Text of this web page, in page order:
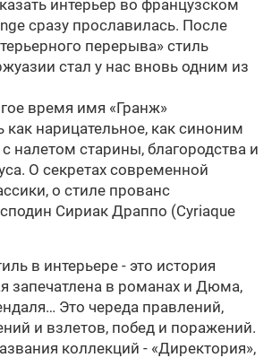
интерьер во французском
сразу прославилась. После
перерыва» стиль
стал у нас вновь одним из
время имя «Гранж»
нарицательное, как синоним
налетом старины, благородства и
О секретах современной
о стиле прованс
Сириак Драппо (Cyriaque
в интерьере - это история
запечатлена в романах и Дюма,
Это череда правлений,
и взлетов, побед и поражений.
коллекций - «Директория»,